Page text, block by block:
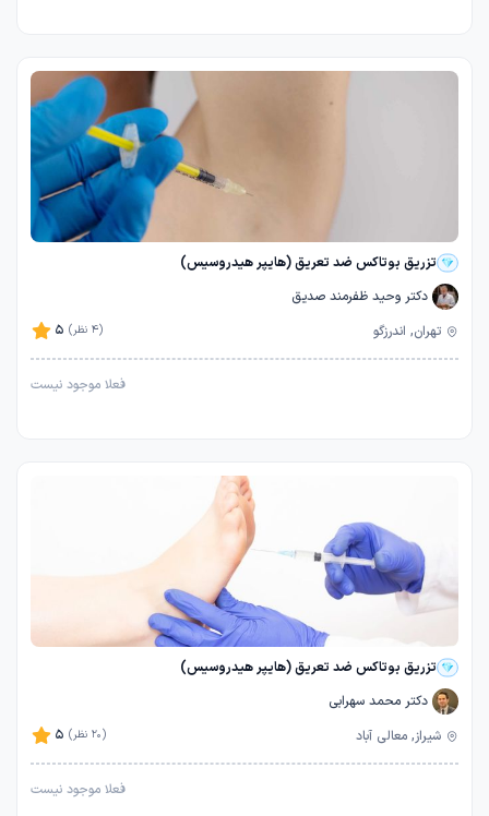
تزریق بوتاکس ضد تعریق (هایپر هیدروسیس)
دکتر وحید ظفرمند صدیق
5
(4 نظر) تهران, اندرزگو
فعلا موجود نیست
تزریق بوتاکس ضد تعریق (هایپر هیدروسیس)
دکتر محمد سهرابی
5
(20 نظر) شیراز, معالی آباد
فعلا موجود نیست